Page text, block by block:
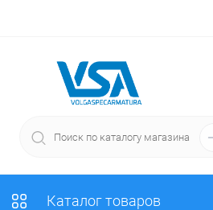
Каталог товаров